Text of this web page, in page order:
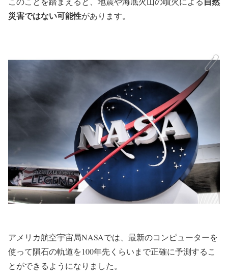
災害ではない可能性があります。
アメリカ航空宇宙局NASAでは、最新のコンピューターを
使って隕石の軌道を100年先くらいまで正確に予測するこ
とができるようになりました。